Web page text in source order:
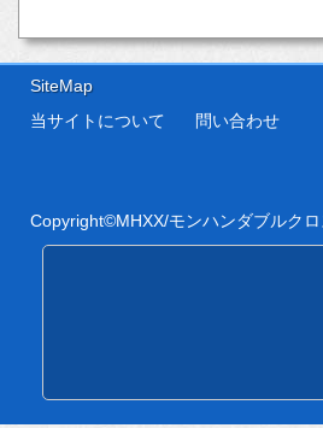
SiteMap
当サイトについて
問い合わせ
Copyright©MHXX/モンハンダブルク